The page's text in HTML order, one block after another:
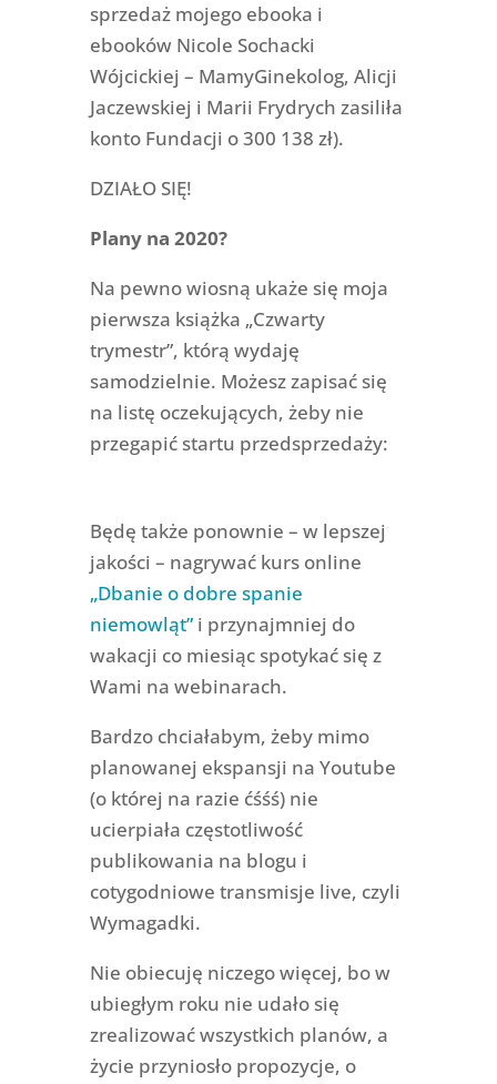
sprzedaż mojego ebooka i
ebooków Nicole Sochacki
Wójcickiej – MamyGinekolog, Alicji
Jaczewskiej i Marii Frydrych zasiliła
konto Fundacji o 300 138 zł).
DZIAŁO SIĘ!
Plany na 2020?
Na pewno wiosną ukaże się moja
pierwsza książka „Czwarty
trymestr”, którą wydaję
samodzielnie. Możesz zapisać się
na listę oczekujących, żeby nie
przegapić startu przedsprzedaży:
Będę także ponownie – w lepszej
jakości – nagrywać kurs online
„Dbanie o dobre spanie
niemowląt”i przynajmniej do
wakacji co miesiąc spotykać się z
Wami na webinarach.
Bardzo chciałabym, żeby mimo
planowanej ekspansji na Youtube
(o której na razie ćśśś) nie
ucierpiała częstotliwość
publikowania na blogu i
cotygodniowe transmisje live, czyli
Wymagadki.
Nie obiecuję niczego więcej, bo w
ubiegłym roku nie udało się
zrealizować wszystkich planów, a
życie przyniosło propozycje, o